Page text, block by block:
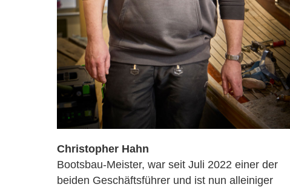
Christopher Hahn
Bootsbau-Meister, war seit Juli 2022 einer der
beiden Geschäfts­führer und ist nun alleiniger